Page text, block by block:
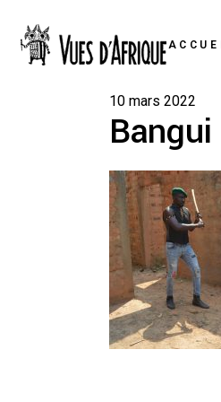
10 mars 2022